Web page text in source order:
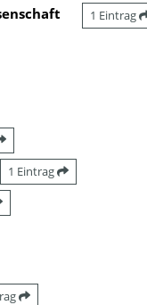
1 Eintrag
1 Eintrag